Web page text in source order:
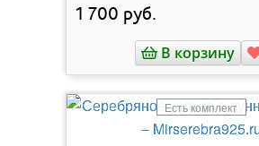
1 700 руб.
В корзину
Есть комплект